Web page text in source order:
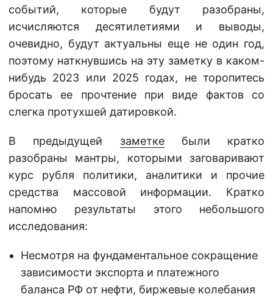
событий, которые будут разобраны,
исчисляются десятилетиями и выводы,
очевидно, будут актуальны еще не один год,
поэтому наткнувшись на эту заметку в каком-
нибудь 2023 или 2025 годах, не торопитесь
бросать ее прочтение при виде фактов со
слегка протухшей датировкой.
В предыдущей заметкебыли кратко
разобраны мантры, которыми заговаривают
курс рубля политики, аналитики и прочие
средства массовой информации. Кратко
напомню результаты этого небольшого
исследования:
Несмотря на фундаментальное сокращение
зависимости экспорта и платежного
баланса РФ от нефти, биржевые колебания